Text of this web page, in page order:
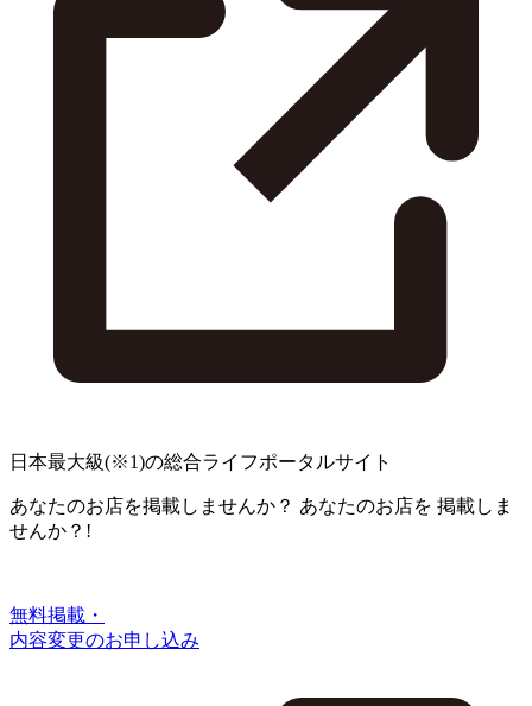
日本最大級(※1)の総合ライフポータルサイト
あなたのお店を掲載しませんか？ あなたのお店を 掲載しま
せんか？!
無料掲載・
内容変更のお申し込み